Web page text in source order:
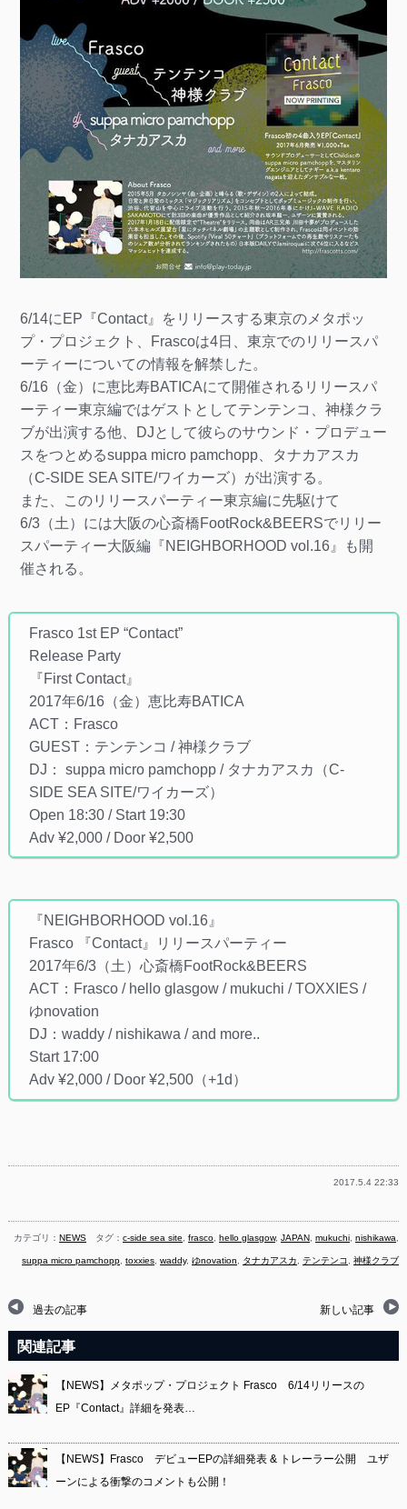
6/14にEP『Contact』をリリースする東京のメタポッ
プ・プロジェクト、Frascoは4日、東京でのリリースパ
ーティーについての情報を解禁した。
6/16（金）に恵比寿BATICAにて開催されるリリースパ
ーティー東京編ではゲストとしてテンテンコ、神様クラ
ブが出演する他、DJとして彼らのサウンド・プロデュー
スをつとめるsuppa micro pamchopp、タナカアスカ
（C-SIDE SEA SITE/ワイカーズ）が出演する。
また、このリリースパーティー東京編に先駆けて
6/3（土）には大阪の心斎橋FootRock&BEERSでリリー
スパーティー大阪編『NEIGHBORHOOD‏ vol.16』も開
催される。
Frasco 1st EP “Contact”
Release Party
『First Contact』
2017年6/16（金）恵比寿BATICA
ACT：Frasco
GUEST：テンテンコ / 神様クラブ
DJ： suppa micro pamchopp / タナカアスカ（C-
SIDE SEA SITE/ワイカーズ）
Open 18:30 / Start 19:30
Adv ¥2,000 / Door ¥2,500
『NEIGHBORHOOD‏ vol.16』
Frasco 『Contact』リリースパーティー
2017年6/3（土）心斎橋FootRock&BEERS
ACT：Frasco / hello glasgow / mukuchi / TOXXIES /
ゆnovation
DJ：waddy / nishikawa / and more..
Start 17:00
Adv ¥2,000 / Door ¥2,500（+1d）
2017.5.4 22:33
カテゴリ：NEWS タグ：c-side sea site ,frasco ,hello glasgow,JAPAN ,mukuchi ,nishikawa
suppa micro pamchopp ,toxxies ,waddy,ゆnovation タナカアスカ ,テンテンコ ,神様クラブ
過去の記事 新しい記事
関連記事
【NEWS】メタポップ・プロジェクト Frasco 6/14リリースの
EP『Contact』詳細を発表…
【NEWS】Frasco デビューEPの詳細発表 & トレーラー公開 ユザ
ーンによる衝撃のコメントも公開！